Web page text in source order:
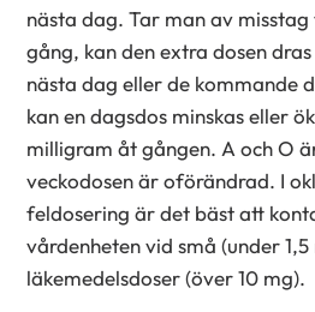
nästa dag. Tar man av
gång, kan den extra dosen
nästa dag eller de kommande
kan en dagsdos minskas eller
milligram åt gången. A och O
veckodosen är oförändrad. I
feldosering är det bäst att
vårdenheten vid små (under
läkemedelsdoser (över 10 mg).